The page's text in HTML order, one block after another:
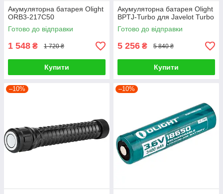
Акумуляторна батарея Olight
ORB3-217C50
Готово до відправки
1 548 ₴ 1 720 ₴
Купити
Акумуляторна батарея Olight
BPTJ-Turbo для Javelot Turbo
Готово до відправки
5 256 ₴ 5 840 ₴
Купити
–10% –10%